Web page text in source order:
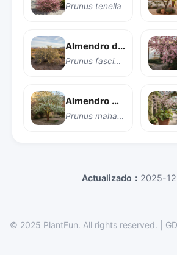
Prunus tenella
Almendro del desierto
Prunus fasciculata
Almendro mahaleb
Prunus mahaleb
Actualizado： 2025-
© 2025 PlantFun. All rights reserved.